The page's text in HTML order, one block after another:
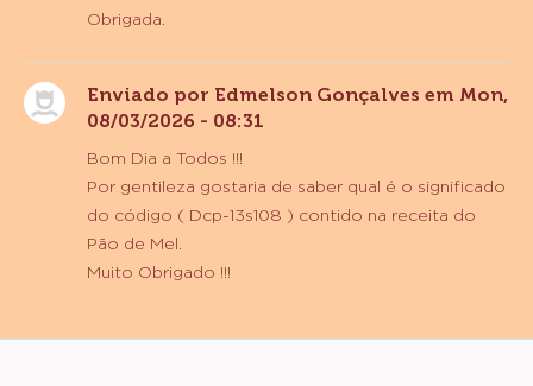
Obrigada.
Enviado por Edmelson Gonçalves em Mon,
08/03/2026 - 08:31
Bom Dia a Todos !!!
Por gentileza gostaria de saber qual é o significado
do código ( Dcp-13s108 ) contido na receita do
Pão de Mel.
Muito Obrigado !!!